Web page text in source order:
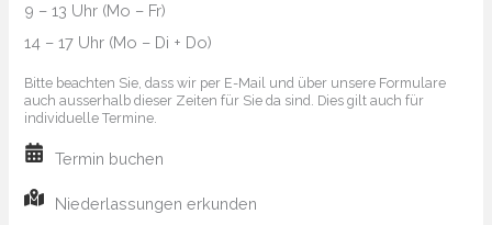
9 – 13 Uhr (Mo – Fr)
14 – 17 Uhr (Mo – Di + Do)
Bitte beachten Sie, dass wir per E-Mail und über unsere Formulare
auch ausserhalb dieser Zeiten für Sie da sind. Dies gilt auch für
individuelle Termine.
Termin buchen
Niederlassungen erkunden